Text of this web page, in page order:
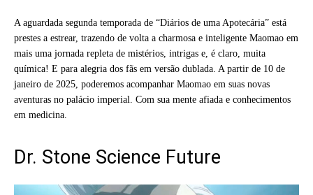
A aguardada segunda temporada de “Diários de uma Apotecária” está
prestes a estrear, trazendo de volta a charmosa e inteligente Maomao em
mais uma jornada repleta de mistérios, intrigas e, é claro, muita
química! E para alegria dos fãs em versão dublada. A partir de 10 de
janeiro de 2025, poderemos acompanhar Maomao em suas novas
aventuras no palácio imperial. Com sua mente afiada e conhecimentos
em medicina.
Dr. Stone Science Future